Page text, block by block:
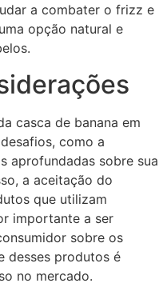
a combater o frizz e
opção natural e
casca de banana em
como a
aprofundadas sobre sua
a aceitação do
que utilizam
importante a ser
sobre os
desses produtos é
no mercado.